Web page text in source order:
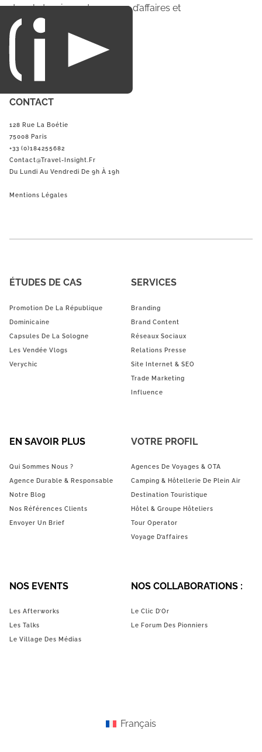
dans le tourisme du voyage d’affaires et
du loisirs.
CONTACT
128 Rue La Boétie
75008 Paris
+33 (0)184255682
Contact@Travel-Insight.fr
Du Lundi Au Vendredi De 9h À 19h
Mentions Légales
ÉTUDES DE CAS
Promotion De La République
Dominicaine
Capsules De La Sologne
Les Vendée Vlogs
Verychic
SERVICES
Branding
Brand Content
Réseaux Sociaux
Relations Presse
Site Internet & SEO
Trade Marketing
Influence
EN SAVOIR PLUS
Qui Sommes Nous ?
Agence Durable & Responsable
Notre Blog
Nos Références Clients
Envoyer Un Brief
VOTRE PROFIL
Agences De Voyages & OTA
Camping & Hôtellerie De Plein Air
Destination Touristique
Hôtel & Groupe Hôteliers
Tour Operator
Voyage D’affaires
NOS EVENTS
Les Afterworks
Les Talks
Le Village Des Médias
NOS COLLABORATIONS :
Le Clic D’Or
Le Forum Des Pionniers
Français